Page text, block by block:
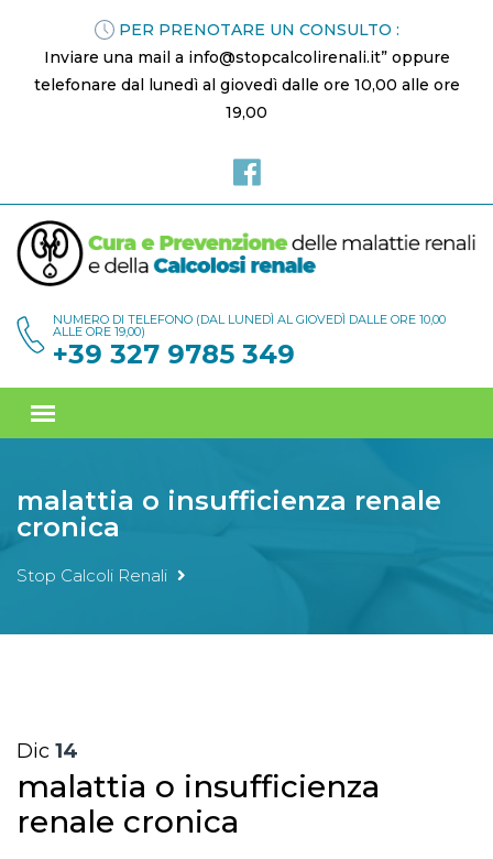
PER PRENOTARE UN CONSULTO :
Inviare una mail a info@stopcalcolirenali.it” oppure
telefonare dal lunedì al giovedì dalle ore 10,00 alle ore
19,00
NUMERO DI TELEFONO (DAL LUNEDÌ AL GIOVEDÌ DALLE ORE 10,00
ALLE ORE 19,00)
+39 327 9785 349
malattia o insufficienza renale
cronica
Stop Calcoli Renali
Dic 14
malattia o insufficienza
renale cronica